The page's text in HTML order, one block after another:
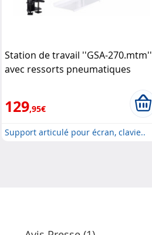
Station de travail ''GSA-270.mtm''
avec ressorts pneumatiques
129,95€
Support articulé pour écran, clavie..